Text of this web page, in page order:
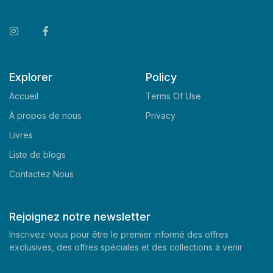
Explorer
Accueil
À propos de nous
Livres
Liste de blogs
Contactez Nous
Policy
Terms Of Use
Privacy
Rejoignez notre newsletter
Inscrivez-vous pour être le premier informé des offres
exclusives, des offres spéciales et des collections à venir